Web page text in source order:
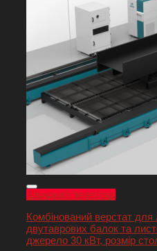
Швидкий перегляд
Комбінований верстат для
двутаврових балок та
джерело 30 кВт, розмір